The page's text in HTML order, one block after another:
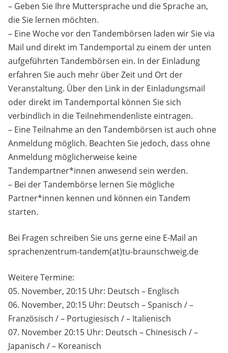
– Geben Sie Ihre Muttersprache und die Sprache an,
die Sie lernen möchten.
– Eine Woche vor den Tandembörsen laden wir Sie via
Mail und direkt im Tandemportal zu einem der unten
aufgeführten Tandembörsen ein. In der Einladung
erfahren Sie auch mehr über Zeit und Ort der
Veranstaltung. Über den Link in der Einladungsmail
oder direkt im Tandemportal können Sie sich
verbindlich in die Teilnehmendenliste eintragen.
– Eine Teilnahme an den Tandembörsen ist auch ohne
Anmeldung möglich. Beachten Sie jedoch, dass ohne
Anmeldung möglicherweise keine
Tandempartner*innen anwesend sein werden.
– Bei der Tandembörse lernen Sie mögliche
Partner*innen kennen und können ein Tandem
starten.
Bei Fragen schreiben Sie uns gerne eine E-Mail an
sprachenzentrum-tandem(at)tu-braunschweig.de
Weitere Termine:
05. November, 20:15 Uhr: Deutsch – Englisch
06. November, 20:15 Uhr: Deutsch – Spanisch / –
Französisch / – Portugiesisch / – Italienisch
07. November 20:15 Uhr: Deutsch – Chinesisch / –
Japanisch / – Koreanisch